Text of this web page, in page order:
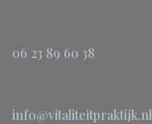
06 23 89 60 38
info@vitaliteitpraktijk.nl